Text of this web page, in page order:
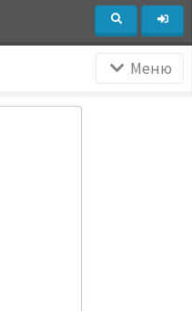
Меню